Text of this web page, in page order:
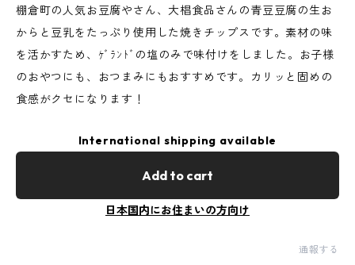
棚倉町の人気お豆腐やさん、大椙食品さんの青豆豆腐の生お
からと豆乳をたっぷり使用した焼きチップスです。素材の味
を活かすため、ｹﾞﾗﾝﾄﾞの塩のみで味付けをしました。お子様
のおやつにも、おつまみにもおすすめです。カリッと固めの
食感がクセになります！
International shipping available
Add to cart
日本国内にお住まいの方向け
通報する